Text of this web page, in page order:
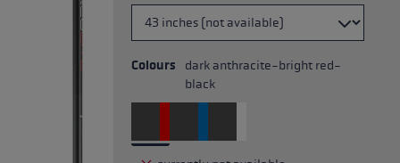
Colours
dark anthracite-bright red-
black